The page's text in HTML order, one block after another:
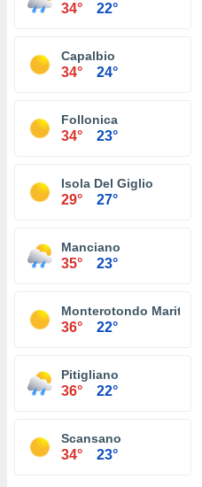
34° 22°
Capalbio
34° 24°
Follonica
34° 23°
Isola Del Giglio
29° 27°
Manciano
35° 23°
Monterotondo Marittimo
36° 22°
Pitigliano
36° 22°
Scansano
34° 23°